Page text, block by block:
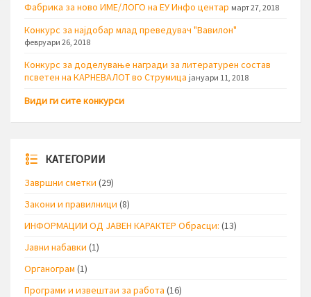
Фабрика за ново ИМЕ/ЛОГО на ЕУ Инфо центар март 27, 2018
Конкурс за најдобар млад преведувач "Вавилон"
февруари 26, 2018
Конкурс за доделување награди за литературен состав
псветен на КАРНЕВАЛОТ во Струмица јануари 11, 2018
Види ги сите конкурси
КАТЕГОРИИ
Завршни сметки (29)
Закони и правилници (8)
ИНФОРМАЦИИ ОД ЈАВЕН КАРАКТЕР Обрасци: (13)
Јавни набавки (1)
Органограм (1)
Програми и извештаи за работа (16)